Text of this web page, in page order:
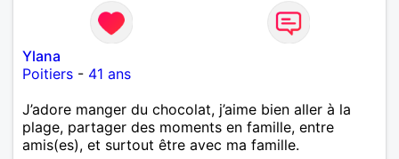
Ylana
Poitiers - 41 ans
J’adore manger du chocolat, j’aime bien aller à la
plage, partager des moments en famille, entre
amis(es), et surtout être avec ma famille.